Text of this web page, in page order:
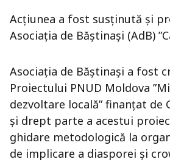
Acțiunea a fost susținută și
Asociația de Băștinași (AdB)
Asociația de Băștinași a fost
Proiectului PNUD Moldova
dezvoltare locală” finanțat de
și drept parte a acestui
ghidare metodologică la
de implicare a diasporei și